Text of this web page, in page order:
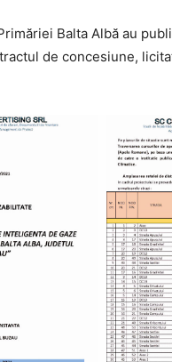
Balta Albă au
de concesiune,